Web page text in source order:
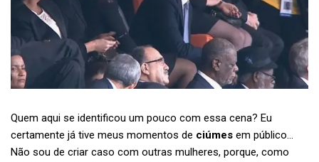
Quem aqui se identificou um pouco com essa cena? Eu
certamente já tive meus momentos de ciúmes em público…
Não sou de criar caso com outras mulheres, porque, como